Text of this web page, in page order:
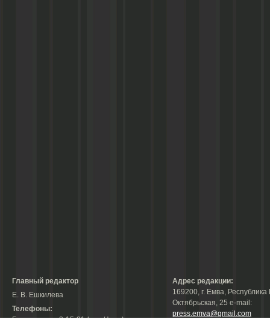
Главный редактор
Е. В. Ешкилева
Телефоны:
Гл. редактор: 2-15-31 (тел./факс);
Адрес редакции:
169200, г. Емва, Республика
Октябрьская, 25 е-mail:
press.emva@gmail.com